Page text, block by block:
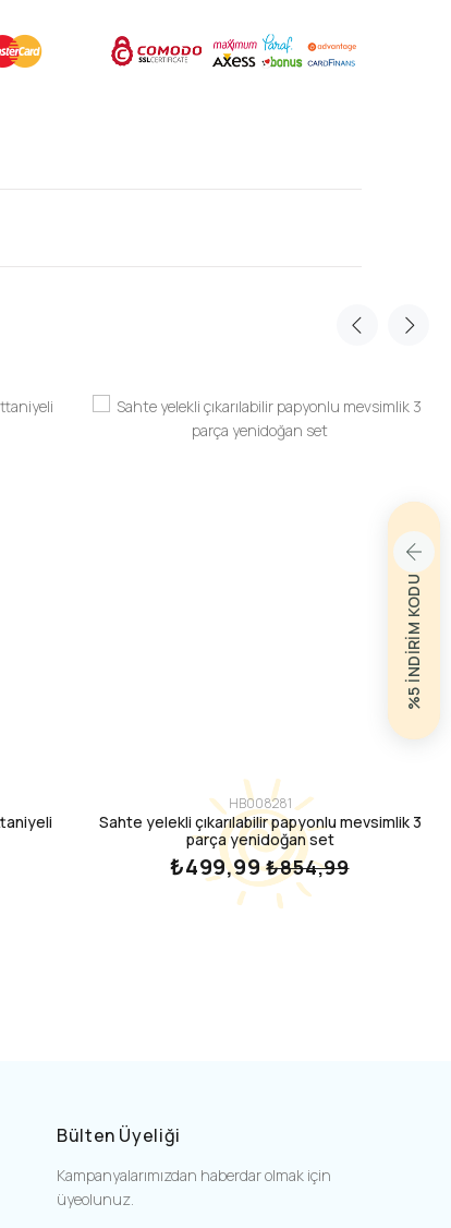
HB008281
Sahte yelekli çıkarılabilir papyonlu mevsimlik 3
parça yenidoğan set
₺499,99₺854,99
Bülten Üyeliği
Kampanyalarımızdan haberdar olmak için
üyeolunuz.
%5 İNDİRİM KODU